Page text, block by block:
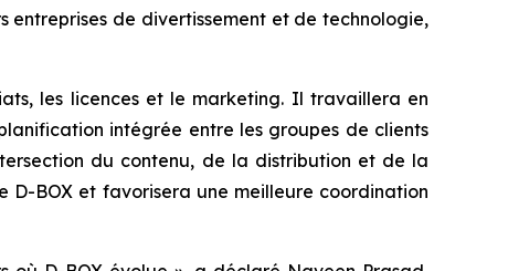
entreprises de divertissement et de technologie,
les licences et le marketing. Il travaillera en
intégrée entre les groupes de clients
du contenu, de la distribution et de la
BOX et favorisera une meilleure coordination